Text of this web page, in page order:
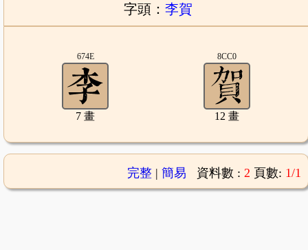
字頭： 李賀
674E
7 畫
8CC0
12 畫
完整| 簡易 資料數 : 2 頁數: 1/1